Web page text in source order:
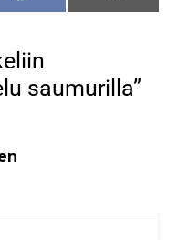
a
b
o
o
k
ä
o
s
saumurilla”